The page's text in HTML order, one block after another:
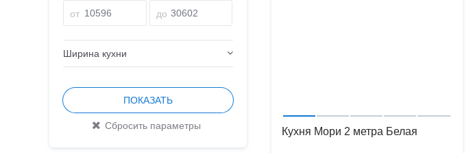
от до
Ширина кухни
Кухня Мори 2 метра Белая